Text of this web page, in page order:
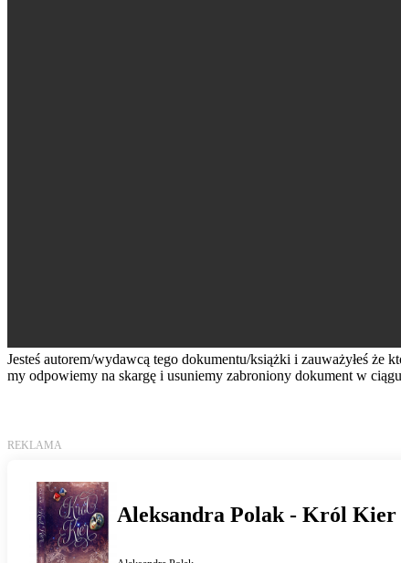
Jesteś autorem/wydawcą tego dokumentu/książki i zauważyłeś że
my odpowiemy na skargę i usuniemy zabroniony dokument w